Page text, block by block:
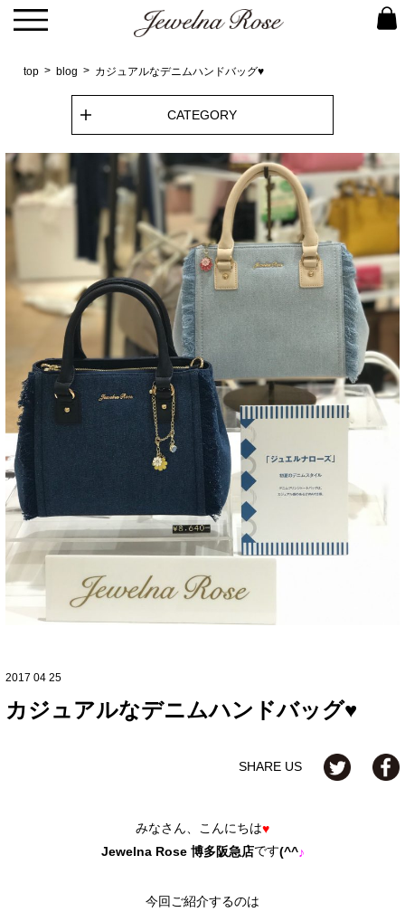
top blog カジュアルなデニムハンドバッグ♥
CATEGORY
2017 04 25
カジュアルなデニムハンドバッグ♥
SHARE US
みなさん、こんにちは♥
Jewelna Rose 博多阪急店です(^^♪
今回ご紹介するのは